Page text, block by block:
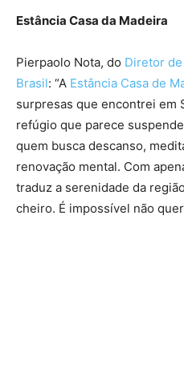
Estância Casa da Madeira
Pierpaolo Nota, do Diretor
Brasil: “A Estância Casa de
surpresas que encontrei em
refúgio que parece
quem busca descanso,
renovação mental. Com
traduz a serenidade da
cheiro. É impossível não